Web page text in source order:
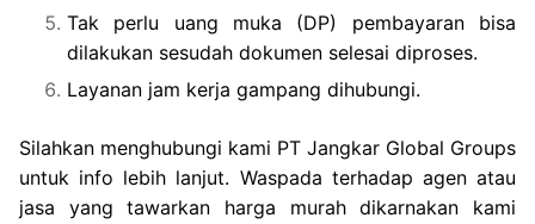
Tak perlu uang muka (DP) pembayaran bisa
dilakukan sesudah dokumen selesai diproses.
Layanan jam kerja gampang dihubungi.
Silahkan menghubungi kami PT Jangkar Global Groups
untuk info lebih lanjut. Waspada terhadap agen atau
jasa yang tawarkan harga murah dikarnakan kami